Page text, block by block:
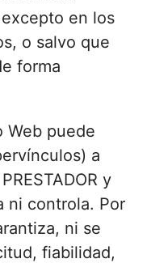
en los
o salvo que
forma
Web puede
a
y
ni controla. Por
ni se
fiabilidad,